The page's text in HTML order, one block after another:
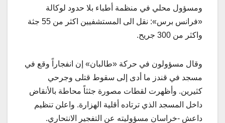
ومسؤول محلي في منظمة أطباء بلا حدود لوكالة
«فرانس برس»: نقل الى المستشفيين اكثر من 55 جثة
واكثر من 300 جريح.
وقال مسؤولون في حركة «طالبان» إن انفجاراً وقع في
مسجد في قندز ما أدى إلى سقوط قتلى وجرحي
كثيرين. وأظهرت لقطات مصورة جثثاً محاطة بالأنقاض
داخل المسجد الذي ترتاده أقلية الهزارة. واعلن تنظيم
داعش -خراسان مسؤوليته عن التفجير الانتحاري.